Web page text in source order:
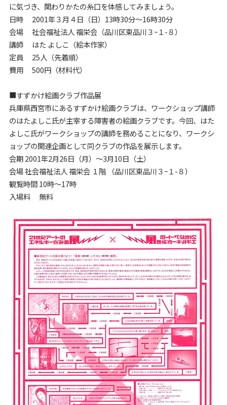
に気づき、関わりかたの糸口を体感してみましょう。
日時 2001年３月４日（日）13時30分～16時30分
会場 社会福祉法人 福栄会（品川区東品川３ｰ１-８）
講師 はた よしこ（絵本作家）
定員 25人（先着順）
費用 500円（材料代）
■すずかけ絵画クラブ作品展
兵庫県西宮市にあるすずかけ絵画クラブは、ワークショップ講師
のはたよしこ氏が主宰する障害者の絵画クラブです。今回、はた
よしこ氏がワークショップの講師を務めることになり、ワークシ
ョップの関連企画として同クラブの作品を展示します。
会期 2001年2月26日（月）～3月10日（土）
会場 社会福祉法人 福栄会 １階 （品川区東品川３ｰ１-８）
観覧時間 10時～17時
入場料 無料